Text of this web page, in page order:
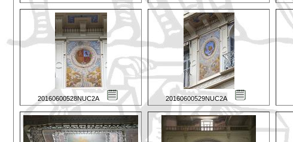
20160600528NUC2A 20160600529NUC2A